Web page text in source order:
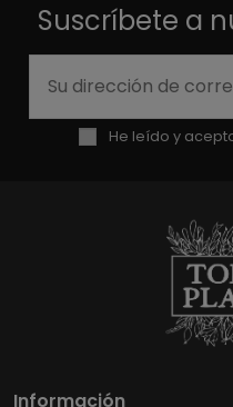
Suscríbete a
He leído y
Información